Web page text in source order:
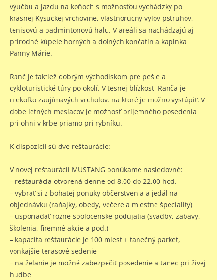
výučbu a jazdu na koňoch s možnosťou vychádzky po
krásnej Kysuckej vrchovine, vlastnoručný výlov pstruhov,
tenisovú a badmintonovú halu. V areáli sa nachádzajú aj
prírodné kúpele horných a dolných končatín a kaplnka
Panny Márie.
Ranč je taktiež dobrým východiskom pre pešie a
cykloturistické túry po okolí. V tesnej blízkosti Ranča je
niekoľko zaujímavých vrcholov, na ktoré je možno vystúpiť. V
dobe letných mesiacov je možnosť príjemného posedenia
pri ohni v krbe priamo pri rybníku.
K dispozícii sú dve reštaurácie:
V novej reštaurácii MUSTANG ponúkame nasledovné:
– reštaurácia otvorená denne od 8.00 do 22.00 hod.
– vybrať si z bohatej ponuky občerstvenia a jedál na
objednávku (raňajky, obedy, večere a miestne špeciality)
– usporiadať rôzne spoločenské podujatia (svadby, zábavy,
školenia, firemné akcie a pod.)
– kapacita reštaurácie je 100 miest + tanečný parket,
vonkajšie terasové sedenie
– na želanie je možné zabezpečiť posedenie a tanec pri živej
hudbe